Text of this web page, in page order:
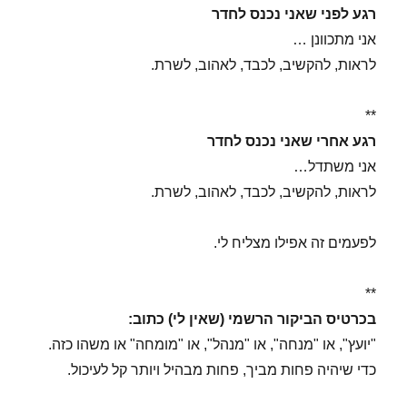
רגע לפני שאני נכנס לחדר
אני מתכוונן …
לראות, להקשיב, לכבד, לאהוב, לשרת.
**
רגע אחרי שאני נכנס לחדר
אני משתדל…
לראות, להקשיב, לכבד, לאהוב, לשרת.
לפעמים זה אפילו מצליח לי.
**
בכרטיס הביקור הרשמי (שאין לי) כתוב:
"יועץ", או "מנחה", או "מנהל", או "מומחה" או משהו כזה.
כדי שיהיה פחות מביך, פחות מבהיל ויותר קל לעיכול.